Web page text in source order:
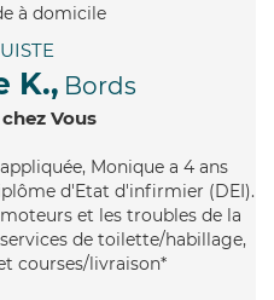
K., Bords
Vous
Monique a 4 ans
d'Etat d'infirmier (DEI).
et les troubles de la
de toilette/habillage,
courses/livraison*